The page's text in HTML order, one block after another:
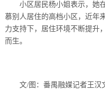
小区居民杨小姐表示，她
慕别人居住的高档小区，近年
力支持下，居住环境不断提升
而生。
文/图：番禺融媒记者王汉